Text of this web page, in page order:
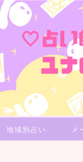
地域別占い メ